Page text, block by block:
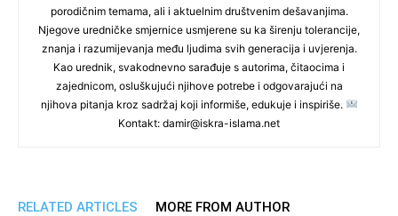
porodičnim temama, ali i aktuelnim društvenim dešavanjima.
Njegove uredničke smjernice usmjerene su ka širenju tolerancije,
znanja i razumijevanja među ljudima svih generacija i uvjerenja.
Kao urednik, svakodnevno sarađuje s autorima, čitaocima i
zajednicom, osluškujući njihove potrebe i odgovarajući na
njihova pitanja kroz sadržaj koji informiše, edukuje i inspiriše.
Kontakt: damir@iskra-islama.net
RELATED ARTICLES MORE FROM AUTHOR